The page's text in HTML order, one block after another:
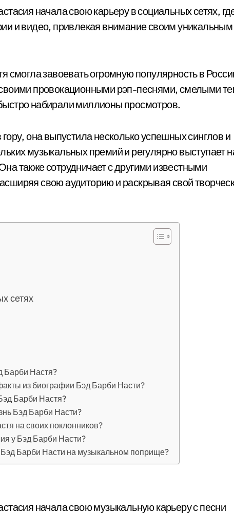
начала свою карьеру в социальных сетях,
и видео, привлекая внимание своим
смогла завоевать огромную популярность в
провокационными рэп-песнями, смелыми
набирали миллионы просмотров.
она выпустила несколько успешных синглов и
музыкальных премий и регулярно выступает
также сотрудничает с другими известными
свою аудиторию и раскрывая свой
сетях
Барби Настя?
из биографии Бэд Барби Насти?
Барби Настя?
Бэд Барби Насти?
на своих поклонников?
у Бэд Барби Насти?
Бэд Барби Насти на музыкальном поприще?
начала свою музыкальную карьеру с песни